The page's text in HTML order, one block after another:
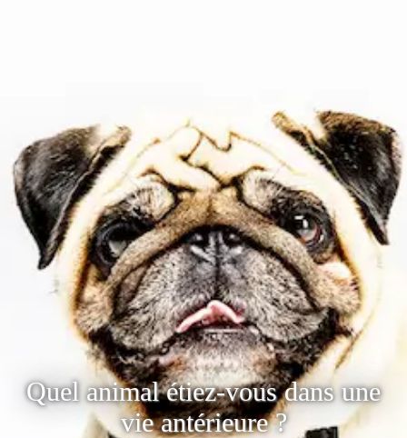
Quel animal étiez-vous dans une
vie antérieure ?